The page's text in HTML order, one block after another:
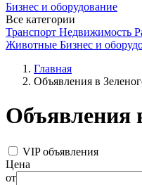
Бизнес и оборудование
Все категории
Транспорт Недвижимость
Животные Бизнес и
Главная
Объявления в
Объявления
VIP объявления
Цена
от